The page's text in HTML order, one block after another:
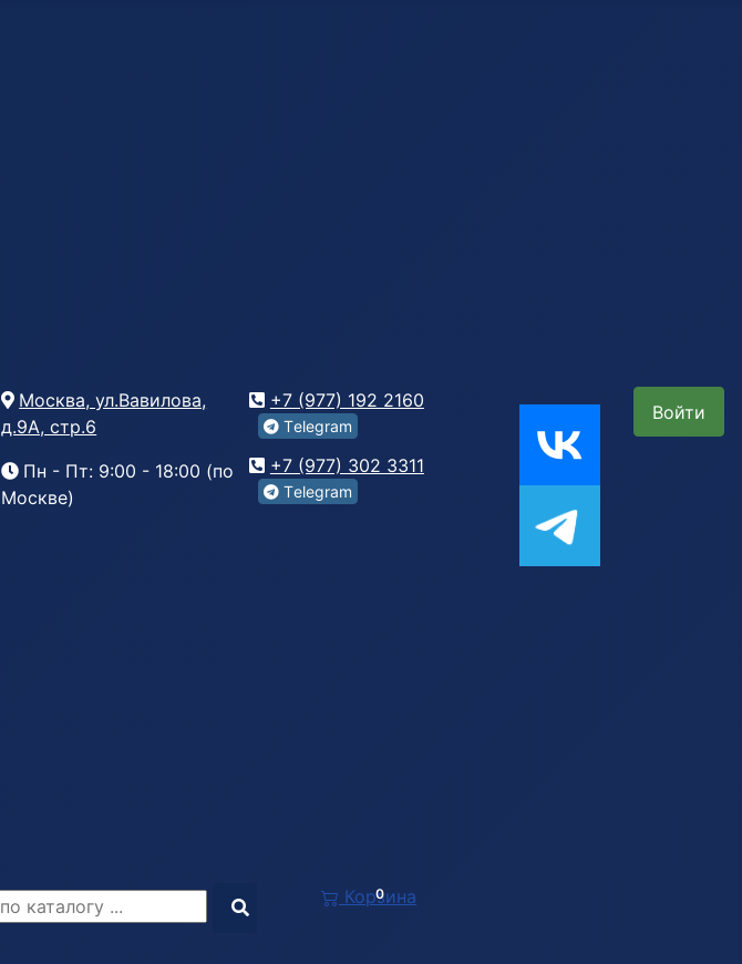
Москва, ул.Вавилова,
д.9А, стр.6
Пн - Пт: 9:00 - 18:00 (по
Москве)
+7 (977) 192 2160
Tеlegrаm
+7 (977) 302 3311
Tеlegrаm
Войти
0
Корзина